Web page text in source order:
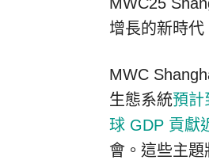
增長的新時代
MWC
生態系統預計
球 GDP 貢獻
會。這些主